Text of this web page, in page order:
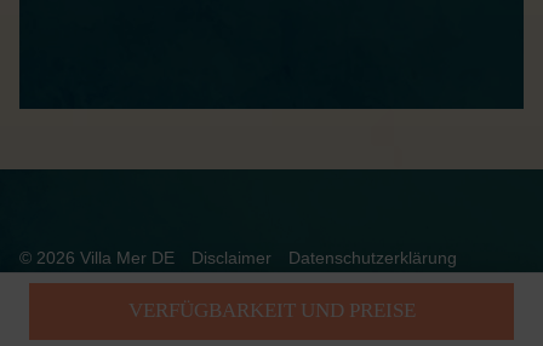
VERFÜGBARKEIT UND PREISE
© 2026 Villa Mer DE Disclaimer
Datenschutzerklärung
Allgemeine Bedingungen
Betriebszeiten
Impressum
Realisatie: Holiday Media